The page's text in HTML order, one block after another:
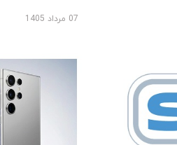
07 مرداد 1405